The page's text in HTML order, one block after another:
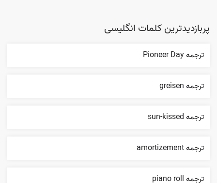
پربازدیدترین کلمات انگلیسی
ترجمه Pioneer Day
ترجمه greisen
ترجمه sun-kissed
ترجمه amortizement
ترجمه piano roll